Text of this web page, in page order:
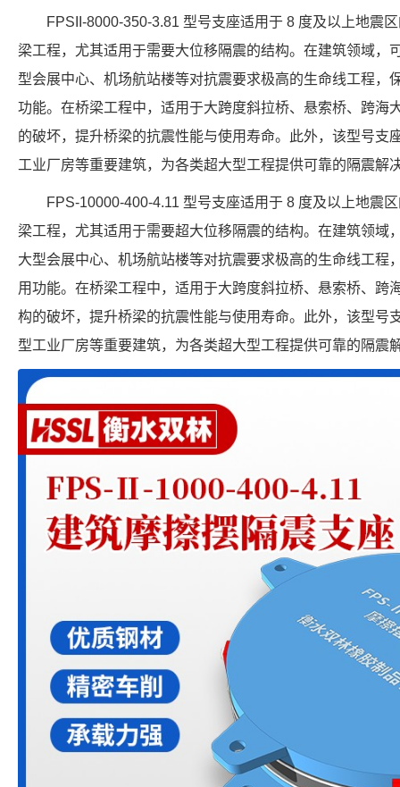
FPSII-8000-350-3.81 型号支座适用于 8 度及以上地震
梁工程，尤其适用于需要大位移隔震的结构。在建筑领域，
型会展中心、机场航站楼等对抗震要求极高的生命线工程，
功能。在桥梁工程中，适用于大跨度斜拉桥、悬索桥、跨海
的破坏，提升桥梁的抗震性能与使用寿命。此外，该型号支
工业厂房等重要建筑，为各类超大型工程提供可靠的隔震解
FPS-10000-400-4.11 型号支座适用于 8 度及以上地震
梁工程，尤其适用于需要超大位移隔震的结构。在建筑领域
大型会展中心、机场航站楼等对抗震要求极高的生命线工程
用功能。在桥梁工程中，适用于大跨度斜拉桥、悬索桥、跨
构的破坏，提升桥梁的抗震性能与使用寿命。此外，该型号
型工业厂房等重要建筑，为各类超大型工程提供可靠的隔震